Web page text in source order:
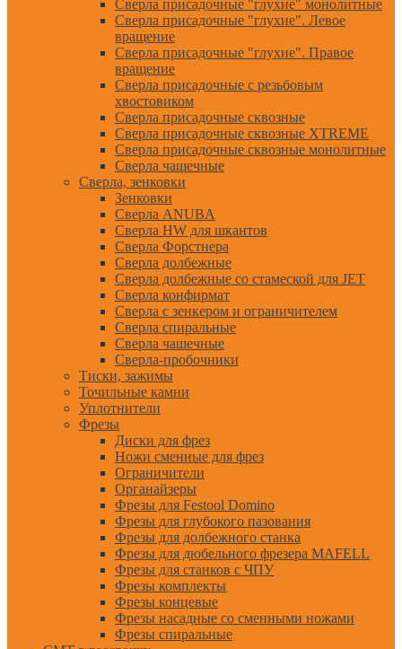
Сверла присадочные "глухие" монолитные
Сверла присадочные "глухие". Левое
вращение
Сверла присадочные "глухие". Правое
вращение
Сверла присадочные с резьбовым
хвостовиком
Сверла присадочные сквозные
Сверла присадочные сквозные XTREME
Сверла присадочные сквозные монолитные
Сверла чашечные
Сверла, зенковки
Зенковки
Сверла ANUBA
Сверла HW для шкантов
Сверла Форстнера
Сверла долбежные
Сверла долбежные со стамеской для JET
Сверла конфирмат
Сверла с зенкером и ограничителем
Сверла спиральные
Сверла чашечные
Сверла-пробочники
Тиски, зажимы
Точильные камни
Уплотнители
Фрезы
Диски для фрез
Ножи сменные для фрез
Ограничители
Органайзеры
Фрезы для Festool Domino
Фрезы для глубокого пазования
Фрезы для долбежного станка
Фрезы для дюбельного фрезера MAFELL
Фрезы для станков с ЧПУ
Фрезы комплекты
Фрезы концевые
Фрезы насадные со сменными ножами
Фрезы спиральные